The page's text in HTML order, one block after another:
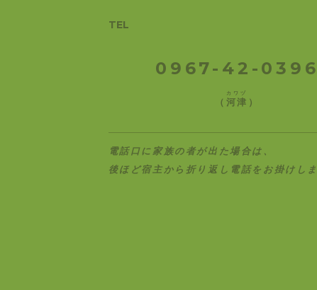
TEL
0967-42-0396
（ 河津
カワヅ
）
電話口に家族の者が出た場合は、
後ほど宿主から折り返し電話をお掛けしま